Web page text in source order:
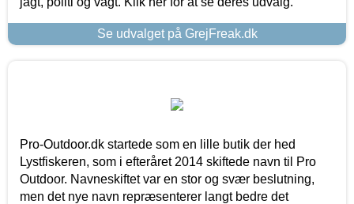
Se udvalget på GrejFreak.dk
Pro-Outdoor.dk startede som en lille butik der hed
Lystfiskeren, som i efteråret 2014 skiftede navn til Pro
Outdoor. Navneskiftet var en stor og svær beslutning,
men det nye navn repræsenterer langt bedre det